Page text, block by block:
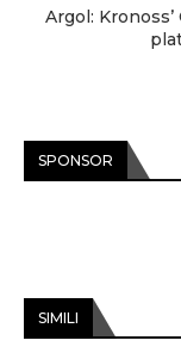
Argol:
SPONSOR
SIMILI